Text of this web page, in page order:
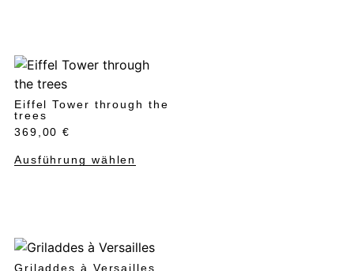
Eiffel Tower through the
trees
369,00€
Ausführung wählen
Griladdes à Versailles